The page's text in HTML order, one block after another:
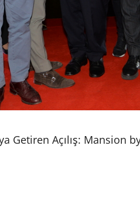
Getiren Açılış: Mansion